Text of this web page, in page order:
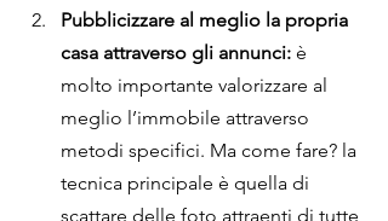
Pubblicizzare al meglio la propria
casa attraverso gli annunci: è
molto importante valorizzare al
meglio l’immobile attraverso
metodi specifici. Ma come fare? la
tecnica principale è quella di
scattare delle foto attraenti di tutte